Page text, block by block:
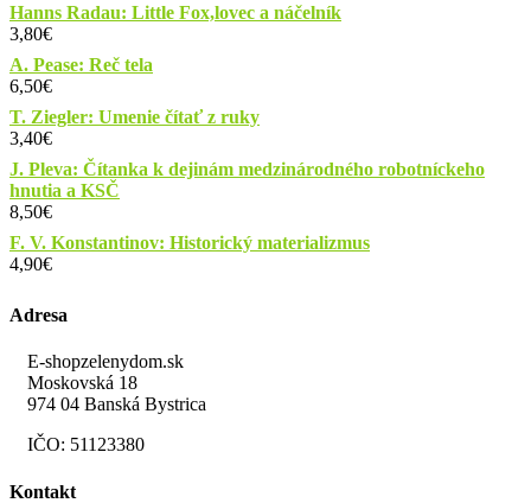
Hanns Radau: Little Fox,lovec a náčelník
3,80€
A. Pease: Reč tela
6,50€
T. Ziegler: Umenie čítať z ruky
3,40€
J. Pleva: Čítanka k dejinám medzinárodného robotníckeho
hnutia a KSČ
8,50€
F. V. Konstantinov: Historický materializmus
4,90€
Adresa
E-shopzelenydom.sk
Moskovská 18
974 04 Banská Bystrica
IČO: 51123380
Kontakt